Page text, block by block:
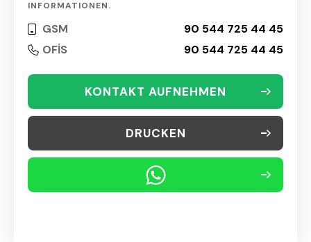
INFORMATIONEN.
GSM
90 544 725 44 45
OFİS
90 544 725 44 45
KONTAKT AUFNEHMEN
DRUCKEN